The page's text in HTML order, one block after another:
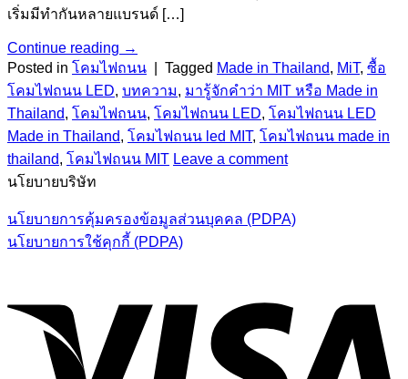
เริ่มมีทำกันหลายแบรนด์ […]
Continue reading →
Posted in โคมไฟถนน Tagged Made in Thailand, MiT, ซื้อ
โคมไฟถนน LED, บทความ, มารู้จักคำว่า MIT หรือ Made in
Thailand, โคมไฟถนน, โคมไฟถนน LED, โคมไฟถนน LED
Made in Thailand, โคมไฟถนน led MIT, โคมไฟถนน made in
thailand, โคมไฟถนน MIT Leave a comment
นโยบายบริษัท
นโยบายการคุ้มครองข้อมูลส่วนบุคคล (PDPA)
นโยบายการใช้คุกกี้ (PDPA)